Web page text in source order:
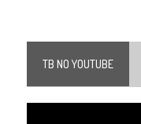
TB NO YOUTUBE